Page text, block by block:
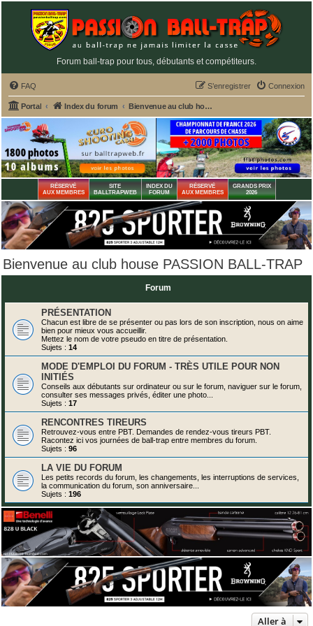
Forum ball-trap pour tous, débutants et compétiteurs.
FAQ Connexion
S’enregistrer
Portal Index du forum Bienvenue au club house PASSION BALL-TRAP
RÉSERVÉ
AUX MEMBRES
SITE
BALLTRAPWEB
INDEX DU
FORUM
RÉSERVÉ
AUX MEMBRES
GRANDS PRIX
2026
Bienvenue au club house PASSION BALL-TRAP
Forum
PRÉSENTATION
Chacun est libre de se présenter ou pas lors de son inscription, nous on aime
bien pour mieux vous accueillir.
Mettez le nom de votre pseudo en titre de présentation.
Sujets : 14
MODE D'EMPLOI DU FORUM - TRÈS UTILE POUR NON
INITIÉS
Conseils aux débutants sur ordinateur ou sur le forum, naviguer sur le forum,
consulter ses messages privés, éditer une photo...
Sujets : 17
RENCONTRES TIREURS
Retrouvez-vous entre PBT. Demandes de rendez-vous tireurs PBT.
Racontez ici vos journées de ball-trap entre membres du forum.
Sujets : 96
LA VIE DU FORUM
Les petits records du forum, les changements, les interruptions de services,
la communication du forum, son anniversaire...
Sujets : 196
Aller à